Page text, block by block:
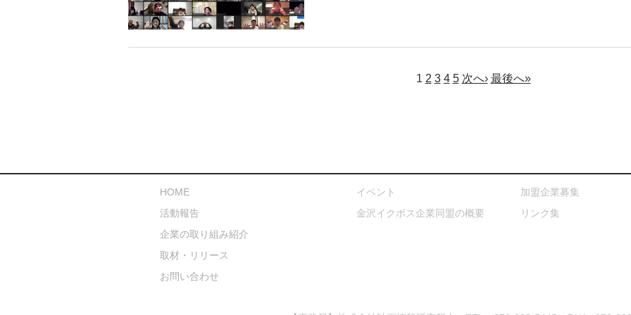
1 2 3 4 5 次へ› 最後へ»
HOME
活動報告
企業の取り組み紹介
取材・リリース
お問い合わせ
イベント
金沢イクボス企業同盟の概要
加盟企業募集
リンク集